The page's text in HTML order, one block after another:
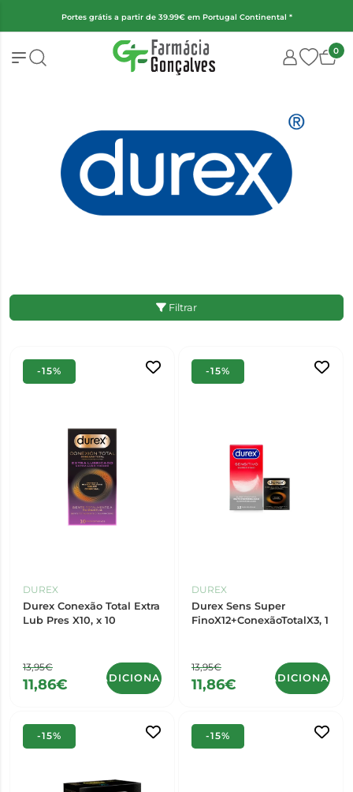
(Exceto fraldas, alimentação infantil e encomendas superiores a 2kg)
0
Filtrar
-15%
DUREX
Durex Conexão Total Extra
Lub Pres X10, x 10
13,95€
11,86€ ADICIONAR
-15%
DUREX
Durex Sens Super
FinoX12+ConexãoTotalX3, 1
13,95€
11,86€ ADICIONAR
-15% -15%